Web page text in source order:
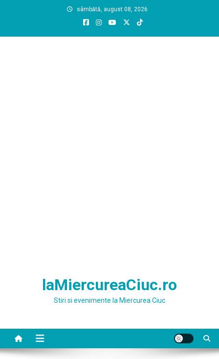
sâmbătă, august 08, 2026
laMiercureaCiuc.ro
Stiri si evenimente la Miercurea Ciuc